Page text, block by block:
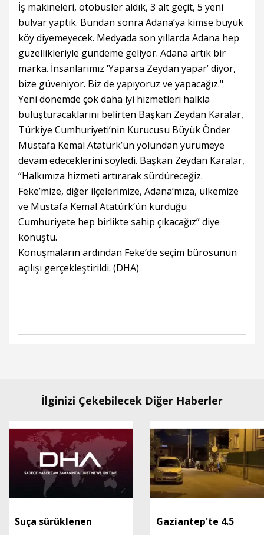
İş makineleri, otobüsler aldık, 3 alt geçit, 5 yeni
bulvar yaptık. Bundan sonra Adana’ya kimse büyük
köy diyemeyecek. Medyada son yıllarda Adana hep
güzellikleriyle gündeme geliyor. Adana artık bir
marka. İnsanlarımız ‘Yaparsa Zeydan yapar’ diyor,
bize güveniyor. Biz de yapıyoruz ve yapacağız."
Yeni dönemde çok daha iyi hizmetleri halkla
buluşturacaklarını belirten Başkan Zeydan Karalar,
Türkiye Cumhuriyeti’nin Kurucusu Büyük Önder
Mustafa Kemal Atatürk’ün yolundan yürümeye
devam edeceklerini söyledi. Başkan Zeydan Karalar,
“Halkımıza hizmeti artırarak sürdüreceğiz.
Feke’mize, diğer ilçelerimize, Adana’mıza, ülkemize
ve Mustafa Kemal Atatürk’ün kurduğu
Cumhuriyete hep birlikte sahip çıkacağız” diye
konuştu.
Konuşmaların ardından Feke’de seçim bürosunun
açılışı gerçekleştirildi. (DHA)
İlginizi Çekebilecek Diğer Haberler
Suça sürüklenen
Gaziantep'te 4.5